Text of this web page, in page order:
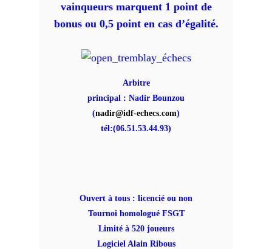
vainqueurs marquent 1 point de
bonus ou 0,5 point en cas d’égalité.
Arbitre
principal : Nadir Bounzou
(nadir@idf-echecs.com)
tél:(06.51.53.44.93)
Ouvert à tous : licencié ou non
Tournoi homologué FSGT
Limité à 520 joueurs
Logiciel Alain Ribous